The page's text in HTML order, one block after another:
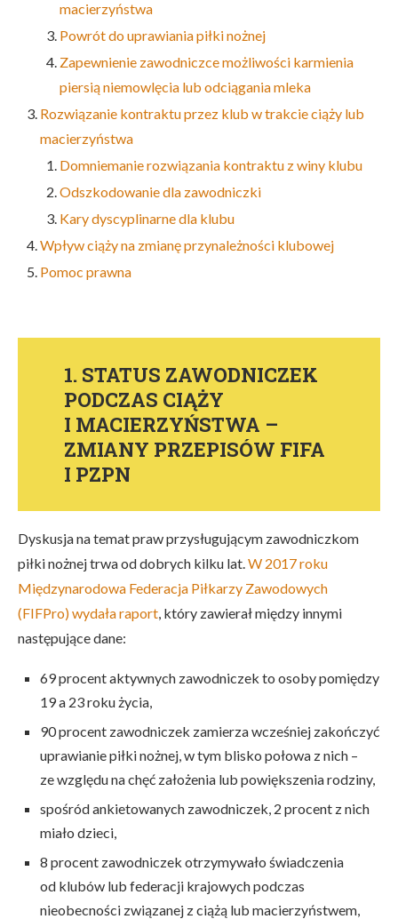
macierzyństwa
Powrót do uprawiania piłki nożnej
Zapewnienie zawodniczce możliwości karmienia
piersią niemowlęcia lub odciągania mleka
Rozwiązanie kontraktu przez klub w trakcie ciąży lub
macierzyństwa
Domniemanie rozwiązania kontraktu z winy klubu
Odszkodowanie dla zawodniczki
Kary dyscyplinarne dla klubu
Wpływ ciąży na zmianę przynależności klubowej
Pomoc prawna
1. STATUS ZAWODNICZEK
PODCZAS CIĄŻY
I MACIERZYŃSTWA –
ZMIANY PRZEPISÓW FIFA
I PZPN
Dyskusja na temat praw przysługującym zawodniczkom
piłki nożnej trwa od dobrych kilku lat.W 2017 roku
Międzynarodowa Federacja Piłkarzy Zawodowych
(FIFPro) wydała raport, który zawierał między innymi
następujące dane:
69 procent aktywnych zawodniczek to osoby pomiędzy
19 a 23 roku życia,
90 procent zawodniczek zamierza wcześniej zakończyć
uprawianie piłki nożnej, w tym blisko połowa z nich –
ze względu na chęć założenia lub powiększenia rodziny,
spośród ankietowanych zawodniczek, 2 procent z nich
miało dzieci,
8 procent zawodniczek otrzymywało świadczenia
od klubów lub federacji krajowych podczas
nieobecności związanej z ciążą lub macierzyństwem,